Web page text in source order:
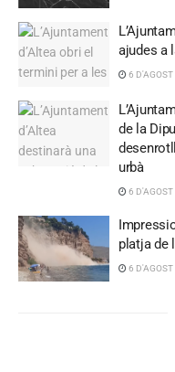
ajudes a
6
de la
urbà
6
platja de
6